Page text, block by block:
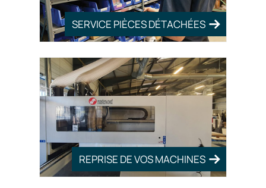
SERVICE PIÈCES DÉTACHÉES
REPRISE DE VOS MACHINES